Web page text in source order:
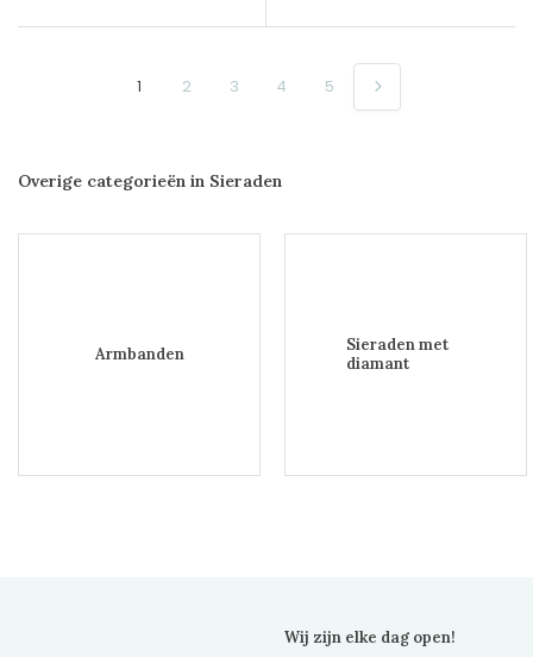
1 2 3 4 5
Overige categorieën in Sieraden
Armbanden
Sieraden met
diamant
Wij zijn elke dag open!